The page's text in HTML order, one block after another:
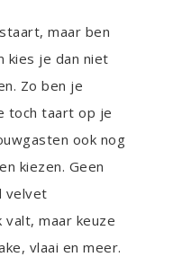
maar ben
kies je dan niet
Zo ben je
toch taart op je
ook nog
kiezen. Geen
velvet
maar keuze
vlaai en meer.